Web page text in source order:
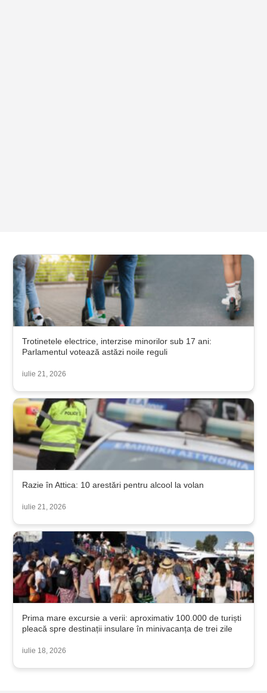
Trotinetele electrice, interzise minorilor sub 17 ani:
Parlamentul votează astăzi noile reguli
iulie 21, 2026
Razie în Attica: 10 arestări pentru alcool la volan
iulie 21, 2026
Prima mare excursie a verii: aproximativ 100.000 de turiști
pleacă spre destinații insulare în minivacanța de trei zile
iulie 18, 2026